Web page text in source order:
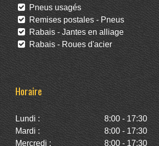
Pneus usagés
Remises postales - Pneus
Rabais - Jantes en alliage
Rabais - Roues d'acier
Horaire
Lundi :
8:00 - 17:30
Mardi :
8:00 - 17:30
Mercredi :
8:00 - 17:30